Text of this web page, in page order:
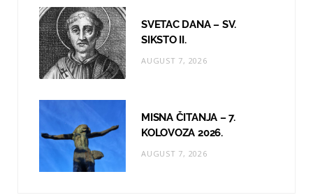
SVETAC DANA – SV.
SIKSTO II.
AUGUST 7, 2026
MISNA ČITANJA – 7.
KOLOVOZA 2026.
AUGUST 7, 2026